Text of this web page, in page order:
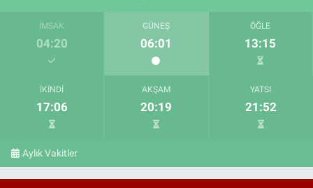
İMSAK
04:20
GÜNEŞ
06:01
ÖĞLE
13:15
İKINDI
17:06
AKŞAM
20:19
YATSI
21:52
Aylık Vakitler